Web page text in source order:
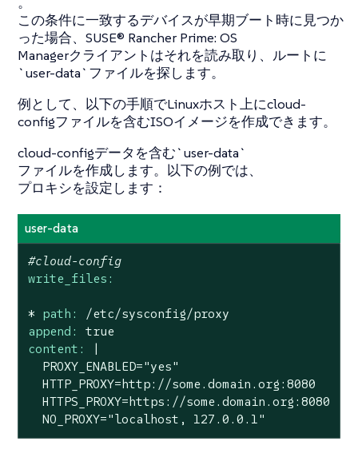
この条件に一致するデバイスが早期ブート時に見つか
った場合、SUSE® Rancher Prime: OS
Managerクライアントはそれを読み取り、ルートに
`user-data`ファイルを探します。
例として、以下の手順でLinuxホスト上にcloud-
configファイルを含むISOイメージを作成できます。
cloud-configデータを含む`user-data`
ファイルを作成します。以下の例では、
プロキシを設定します：
user-data
#cloud-config
write_files:
* path:
/etc/sysconfig/proxy
append:
true
content:
  PROXY_ENABLED="yes"
  HTTP_PROXY=http://some.domain.org:8080
  HTTPS_PROXY=https://some.domain.org:8080
  NO_PROXY="localhost, 127.0.0.1"